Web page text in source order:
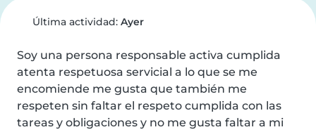
Última actividad: Ayer
Soy una persona responsable activa cumplida
atenta respetuosa servicial a lo que se me
encomiende me gusta que también me
respeten sin faltar el respeto cumplida con las
tareas y obligaciones y no me gusta faltar a mi